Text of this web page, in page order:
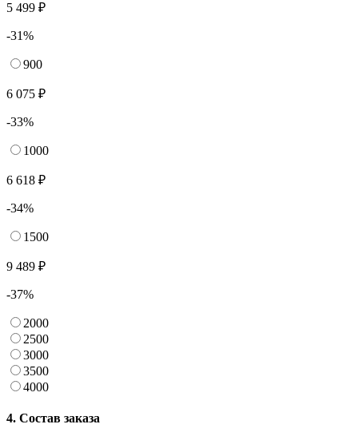
5 499 ₽
-31%
900
6 075 ₽
-33%
1000
6 618 ₽
-34%
1500
9 489 ₽
-37%
2000
2500
3000
3500
4000
4. Состав заказа